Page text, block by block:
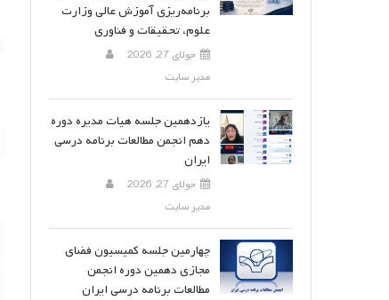
برنامه‌ریزی آموزش عالی وزارت
علوم، تحقیقات و فناوری
جولای 27, 2026
مدیر سایت
یازدهمین جلسه هیات مدیره دوره
دهم انجمن مطالعات برنامه درسی
ایران
جولای 27, 2026
مدیر سایت
چهارمین جلسه کمیسیون فضای
مجازی دهمین دوره انجمن
مطالعات برنامه درسی ایران